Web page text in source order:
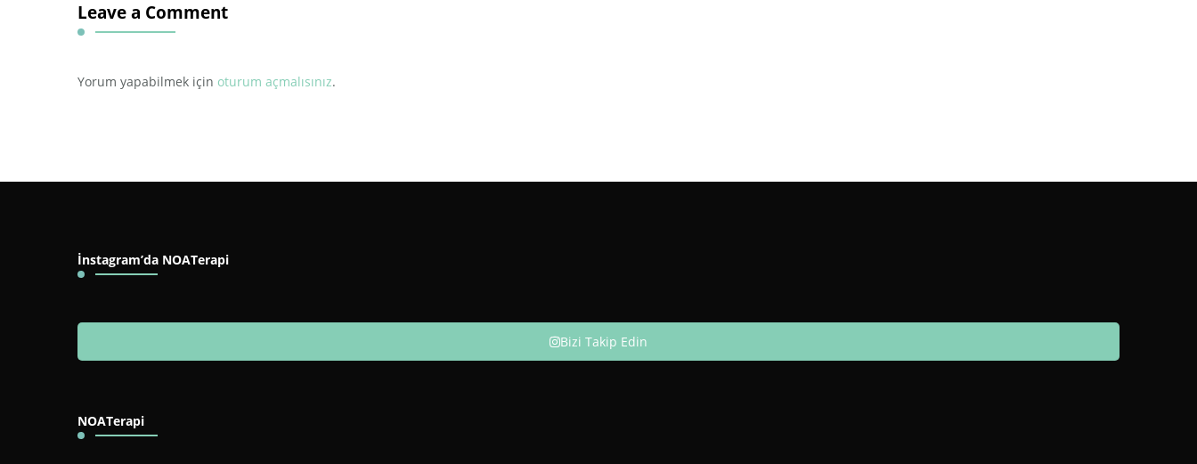
Leave a Comment
Yorum yapabilmek için oturum açmalısınız.
İnstagram’da NOATerapi
Bizi Takip Edin
NOATerapi